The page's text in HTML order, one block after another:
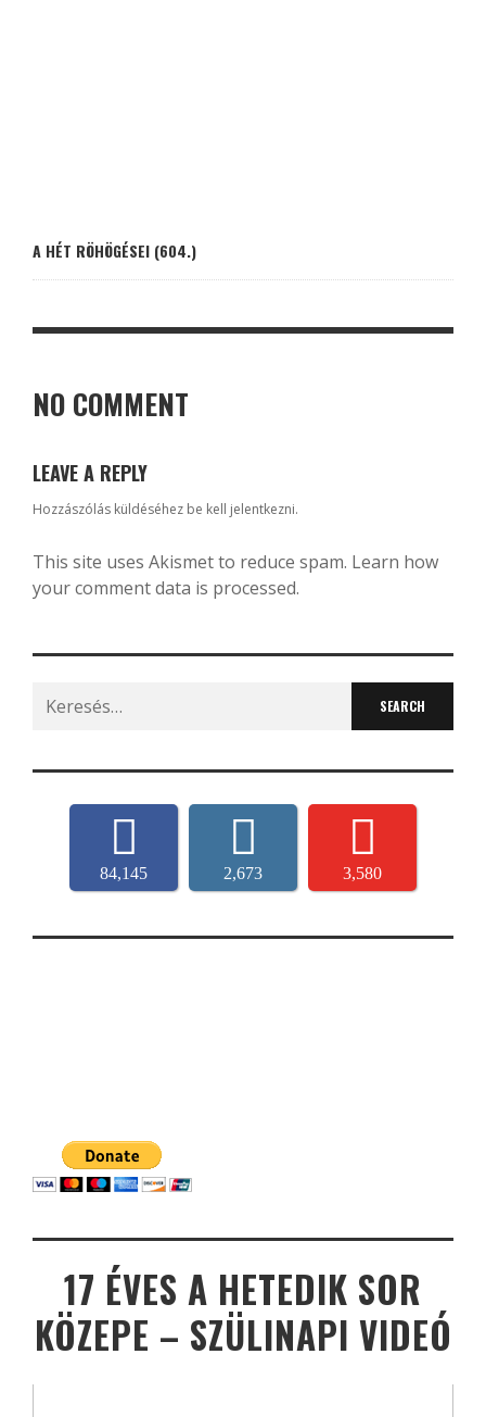
A HÉT RÖHÖGÉSEI (604.)
NO COMMENT
LEAVE A REPLY
Hozzászólás küldéséhez be kell jelentkezni.
This site uses Akismet to reduce spam. Learn how
your comment data is processed.
Search
for:
84,145 2,673 3,580
17 ÉVES A HETEDIK SOR
KÖZEPE – SZÜLINAPI VIDEÓ